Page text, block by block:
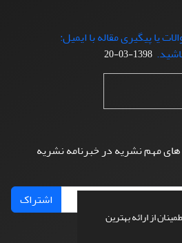
از ارائه بهترین
یا پیگیری مقاله با ایمیل:
1398-03-20
های مهم نشریه در خبرنامه نشریه
اشتراک